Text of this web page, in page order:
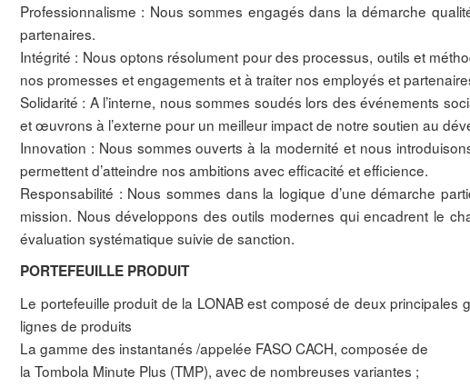
Professionnalisme : Nous sommes engagés dans la démarche
partenaires.
Intégrité : Nous optons résolument pour des processus, outils et
nos promesses et engagements et à traiter nos employés et
Solidarité : A l’interne, nous sommes soudés lors des événements
et œuvrons à l’externe pour un meilleur impact de notre soutien au
Innovation : Nous sommes ouverts à la modernité et nous
permettent d’atteindre nos ambitions avec efficacité et efficience.
Responsabilité : Nous sommes dans la logique d’une démarche
mission. Nous développons des outils modernes qui encadrent le
évaluation systématique suivie de sanction.
PORTEFEUILLE PRODUIT
Le portefeuille produit de la LONAB est composé de deux
lignes de produits
La gamme des instantanés /appelée FASO CACH, composée de
la Tombola Minute Plus (TMP), avec de nombreuses variantes ;